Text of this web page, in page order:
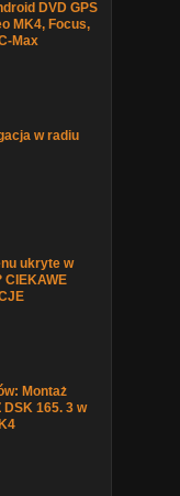
DVD GPS
MK4, Focus,
Max
w radiu
ukryte w
Montaż
DSK 165. 3 w